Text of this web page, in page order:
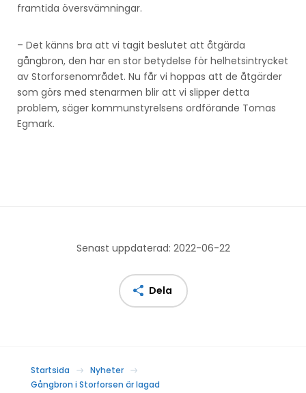
framtida översvämningar.
– Det känns bra att vi tagit beslutet att åtgärda
gångbron, den har en stor betydelse för helhetsintrycket
av Storforsenområdet. Nu får vi hoppas att de åtgärder
som görs med stenarmen blir att vi slipper detta
problem, säger kommunstyrelsens ordförande Tomas
Egmark.
Senast uppdaterad: 2022-06-22
Dela
Startsida
Nyheter
Gångbron i Storforsen är lagad